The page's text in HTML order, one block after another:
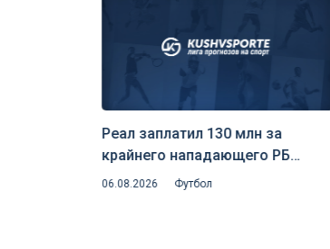
Реал заплатил 130 млн за
крайнего нападающего РБ
Лейпциг — клуб едко пошутил
06.08.2026 Футбол